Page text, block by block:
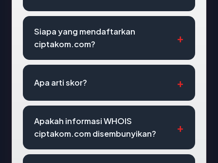
Siapa yang mendaftarkan
ciptakom.com?
Apa arti skor?
Apakah informasi WHOIS
ciptakom.com disembunyikan?